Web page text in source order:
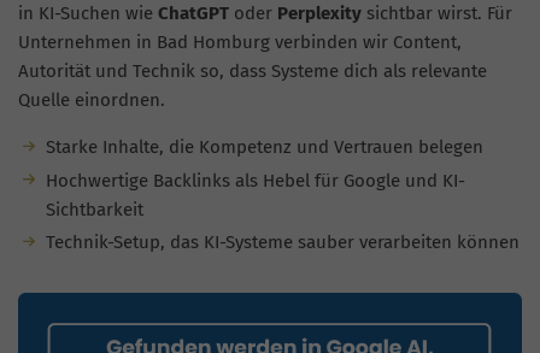
in KI-Suchen wie ChatGPT oder Perplexity sichtbar wirst. Für
Unternehmen in Bad Homburg verbinden wir Content,
Autorität und Technik so, dass Systeme dich als relevante
Quelle einordnen.
Starke Inhalte, die Kompetenz und Vertrauen belegen
Hochwertige Backlinks als Hebel für Google und KI-
Sichtbarkeit
Technik-Setup, das KI-Systeme sauber verarbeiten können